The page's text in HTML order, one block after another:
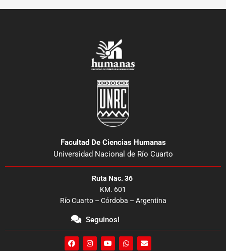
Facultad De Ciencias Humanas
Universidad Nacional de Río Cuarto
Ruta Nac. 36
KM. 601
Río Cuarto – Córdoba – Argentina
Seguinos!
F
a
I
n
Y
o
W
h
E
n